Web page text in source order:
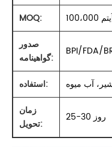
MOQ:
صدور
گواهینامه:
BPI/FDA/
استفاده:
آب میوه
زمان
تحویل:
25-30 روز